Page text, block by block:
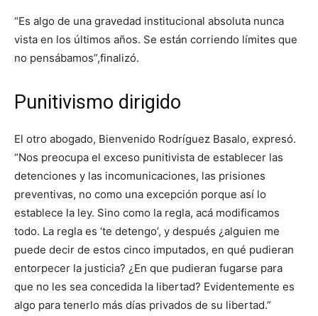
“Es algo de una gravedad institucional absoluta nunca
vista en los últimos años. Se están corriendo límites que
no pensábamos”,finalizó.
Punitivismo dirigido
El otro abogado, Bienvenido Rodríguez Basalo, expresó.
“Nos preocupa el exceso punitivista de establecer las
detenciones y las incomunicaciones, las prisiones
preventivas, no como una excepción porque así lo
establece la ley. Sino como la regla, acá modificamos
todo. La regla es ‘te detengo’, y después ¿alguien me
puede decir de estos cinco imputados, en qué pudieran
entorpecer la justicia? ¿En que pudieran fugarse para
que no les sea concedida la libertad? Evidentemente es
algo para tenerlo más días privados de su libertad.”